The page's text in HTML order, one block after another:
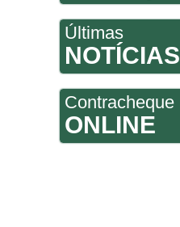
Últimas
NOTÍCIAS
Contracheque
ONLINE